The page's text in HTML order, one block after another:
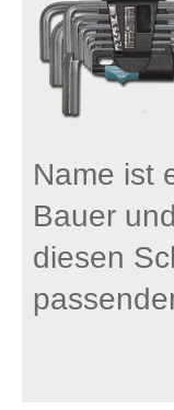
Name ist
Bauer
diesen